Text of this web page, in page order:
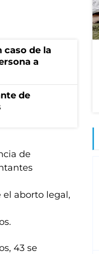
caso de la
a
de
de
aborto legal,
43 se